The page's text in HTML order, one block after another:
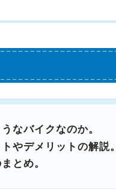
なバイクなのか。
やデメリットの解説。
とめ。